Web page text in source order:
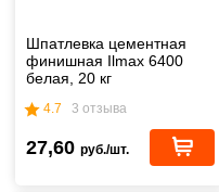
Шпатлевка цементная
финишная Ilmax 6400
белая, 20 кг
4.7 3 отзыва
27,60 руб./шт.